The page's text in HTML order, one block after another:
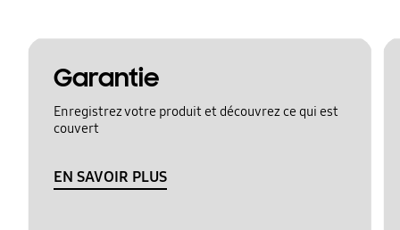
Garantie
Enregistrez votre produit et découvrez ce qui est
couvert
EN SAVOIR PLUS